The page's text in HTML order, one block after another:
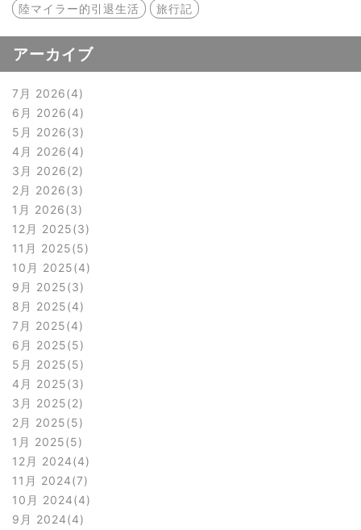
陸マイラー的引退生活
旅行記
アーカイブ
7月 2026 4
6月 2026 4
5月 2026 3
4月 2026 4
3月 2026 2
2月 2026 3
1月 2026 3
12月 2025 3
11月 2025 5
10月 2025 4
9月 2025 3
8月 2025 4
7月 2025 4
6月 2025 5
5月 2025 5
4月 2025 3
3月 2025 2
2月 2025 5
1月 2025 5
12月 2024 4
11月 2024 7
10月 2024 4
9月 2024 4